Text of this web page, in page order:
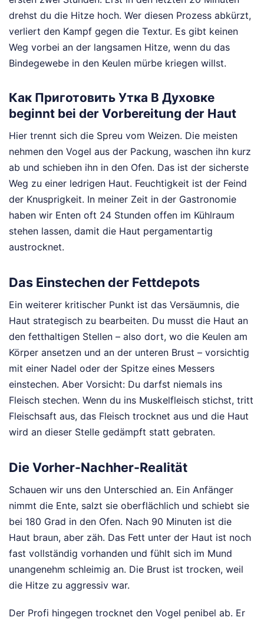
drehst du die Hitze hoch. Wer diesen Prozess abkürzt,
verliert den Kampf gegen die Textur. Es gibt keinen
Weg vorbei an der langsamen Hitze, wenn du das
Bindegewebe in den Keulen mürbe kriegen willst.
Как Приготовить Утка В Духовке
beginnt bei der Vorbereitung der Haut
Hier trennt sich die Spreu vom Weizen. Die meisten
nehmen den Vogel aus der Packung, waschen ihn kurz
ab und schieben ihn in den Ofen. Das ist der sicherste
Weg zu einer ledrigen Haut. Feuchtigkeit ist der Feind
der Knusprigkeit. In meiner Zeit in der Gastronomie
haben wir Enten oft 24 Stunden offen im Kühlraum
stehen lassen, damit die Haut pergamentartig
austrocknet.
Das Einstechen der Fettdepots
Ein weiterer kritischer Punkt ist das Versäumnis, die
Haut strategisch zu bearbeiten. Du musst die Haut an
den fetthaltigen Stellen – also dort, wo die Keulen am
Körper ansetzen und an der unteren Brust – vorsichtig
mit einer Nadel oder der Spitze eines Messers
einstechen. Aber Vorsicht: Du darfst niemals ins
Fleisch stechen. Wenn du ins Muskelfleisch stichst, tritt
Fleischsaft aus, das Fleisch trocknet aus und die Haut
wird an dieser Stelle gedämpft statt gebraten.
Die Vorher-Nachher-Realität
Schauen wir uns den Unterschied an. Ein Anfänger
nimmt die Ente, salzt sie oberflächlich und schiebt sie
bei 180 Grad in den Ofen. Nach 90 Minuten ist die
Haut braun, aber zäh. Das Fett unter der Haut ist noch
fast vollständig vorhanden und fühlt sich im Mund
unangenehm schleimig an. Die Brust ist trocken, weil
die Hitze zu aggressiv war.
Der Profi hingegen trocknet den Vogel penibel ab. Er